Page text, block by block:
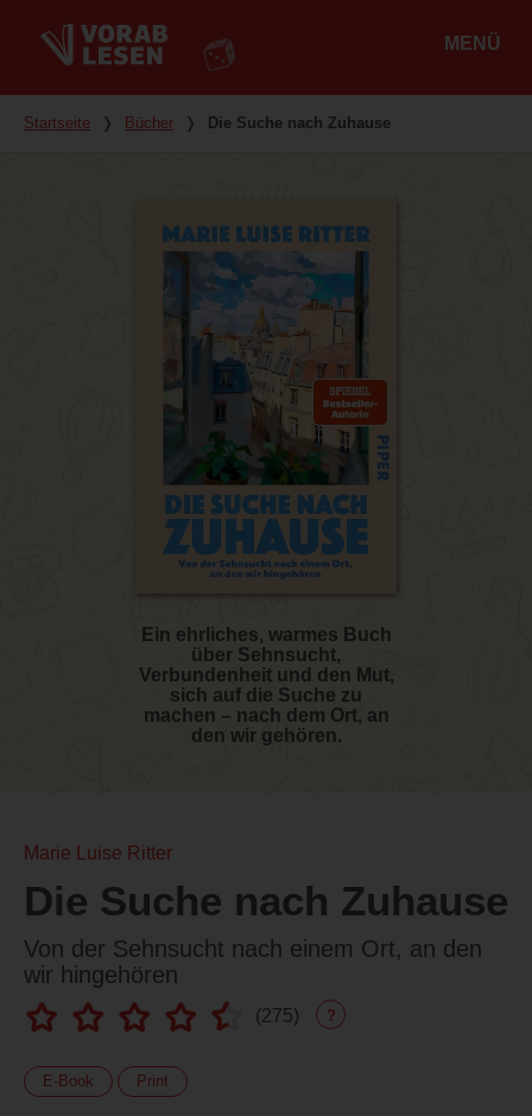
MENÜ
Du bist hier
Startseite ❭ Bücher ❭ Die Suche nach Zuhause
Ein ehrliches, warmes Buch
über Sehnsucht,
Verbundenheit und den Mut,
sich auf die Suche zu
machen – nach dem Ort, an
den wir gehören.
Marie Luise Ritter
Die Suche nach Zuhause
Von der Sehnsucht nach einem Ort, an den
wir hingehören
(275) ?
E-Book Print